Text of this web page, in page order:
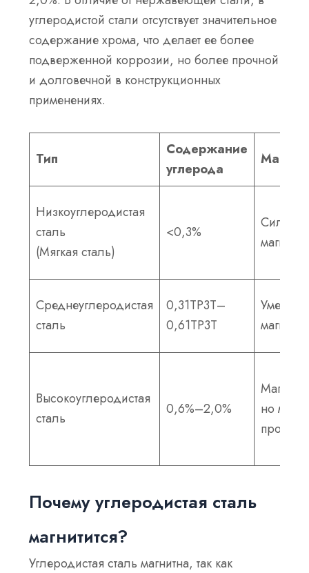
углеродистой стали отсутствует значительное
содержание хрома, что делает ее более
подверженной коррозии, но более прочной
и долговечной в конструкционных
применениях.
Тип
Содержание
углерода
Низкоуглеродистая
сталь
(Мягкая сталь)
<0,3%
Сильно
Среднеуглеродистая
сталь
0,31ТР3Т–
0,61ТР3Т
Высокоуглеродистая
сталь
0,6%–2,0%
но
Почему углеродистая сталь
магнитится?
Углеродистая сталь магнитна, так как